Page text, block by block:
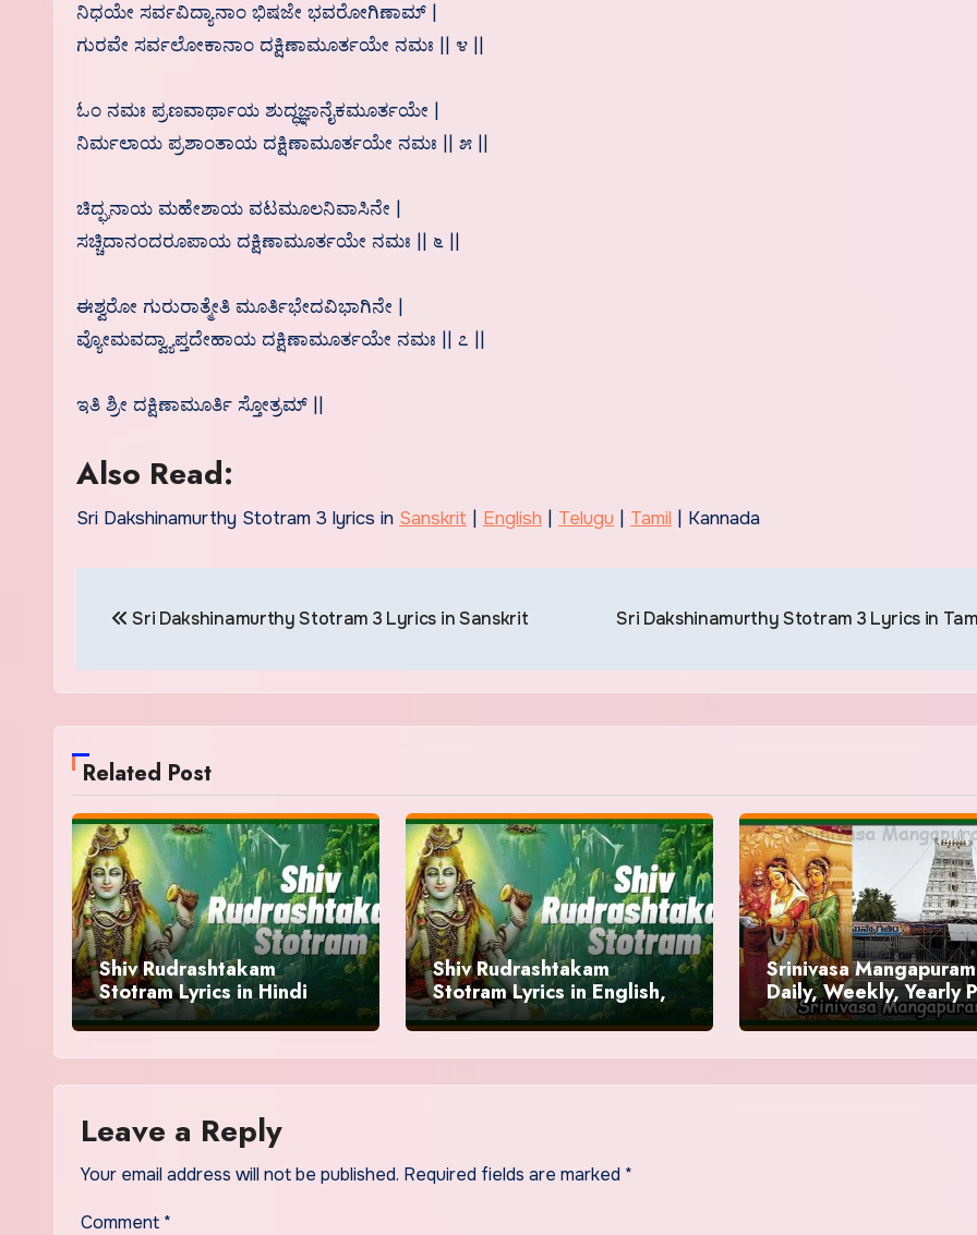
ನಿಧಯೇ ಸರ್ವವಿದ್ಯಾನಾಂ ಭಿಷಜೇ ಭವರೋಗಿಣಾಮ್ |
ಗುರವೇ ಸರ್ವಲೋಕಾನಾಂ ದಕ್ಷಿಣಾಮೂರ್ತಯೇ ನಮಃ || ೪ ||
ಓಂ ನಮಃ ಪ್ರಣವಾರ್ಥಾಯ ಶುದ್ಧಜ್ಞಾನೈಕಮೂರ್ತಯೇ |
ನಿರ್ಮಲಾಯ ಪ್ರಶಾಂತಾಯ ದಕ್ಷಿಣಾಮೂರ್ತಯೇ ನಮಃ || ೫ ||
ಚಿದ್ಘನಾಯ ಮಹೇಶಾಯ ವಟಮೂಲನಿವಾಸಿನೇ |
ಸಚ್ಚಿದಾನಂದರೂಪಾಯ ದಕ್ಷಿಣಾಮೂರ್ತಯೇ ನಮಃ || ೬ ||
ಈಶ್ವರೋ ಗುರುರಾತ್ಮೇತಿ ಮೂರ್ತಿಭೇದವಿಭಾಗಿನೇ |
ವ್ಯೋಮವದ್ವ್ಯಾಪ್ತದೇಹಾಯ ದಕ್ಷಿಣಾಮೂರ್ತಯೇ ನಮಃ || ೭ ||
ಇತಿ ಶ್ರೀ ದಕ್ಷಿಣಾಮೂರ್ತಿ ಸ್ತೋತ್ರಮ್ ||
Also Read:
Sri Dakshinamurthy Stotram 3 lyrics in Sanskrit English Telugu Tamil | Kannada
navigation
Sri Dakshinamurthy Stotram 3 Lyrics in Sanskrit Sri Dakshinamurthy Stotram 3 Lyrics in
Related Post
Shiv Rudrashtakam
Stotram Lyrics in Hindi
Shiv Rudrashtakam
Stotram Lyrics in English,
Benifits
Srinivasa Mangapuram
Daily, Weekly, Yearly
/ Sevas Timings
Leave a Reply
Your email address will not be published. Required fields are marked *
Comment *